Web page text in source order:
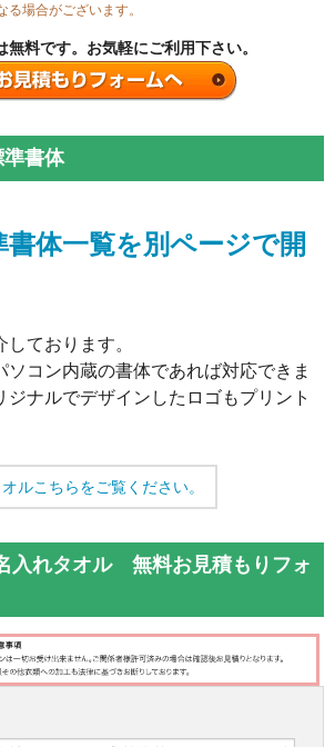
場合がございます。
無料です。お気軽にご利用下さい。
書体
体一覧を別ページで開
ております。
ソコン内蔵の書体であれば対応できま
ジナルでデザインしたロゴもプリント
ルこちらをご覧ください。
れタオル 無料お見積もりフォ